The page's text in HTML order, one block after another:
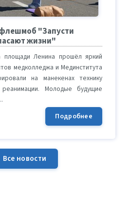
"Запусти
жизни"
Ленина прошёл яркий
медколледжа и Мединститута
на манекенах технику
реанимации. Молодые будущие
Подробнее
Все новости